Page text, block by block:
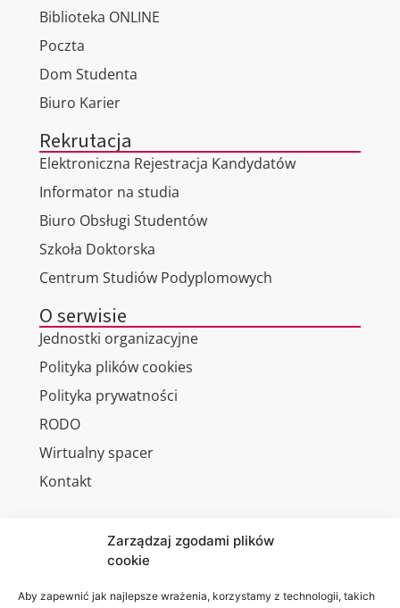
Zarządzaj zgodami plików
cookie
Aby zapewnić jak najlepsze wrażenia, korzystamy z technologii, takich
Biblioteka ONLINE
Poczta
Dom Studenta
Biuro Karier
Rekrutacja
Elektroniczna Rejestracja Kandydatów
Informator na studia
Biuro Obsługi Studentów
Szkoła Doktorska
Centrum Studiów Podyplomowych
O serwisie
Jednostki organizacyjne
Polityka plików cookies
Polityka prywatności
RODO
Wirtualny spacer
Kontakt
Akademia